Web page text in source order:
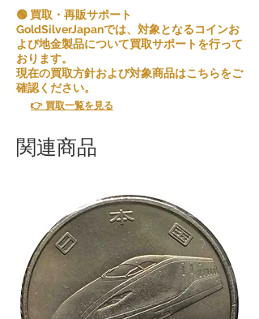
🟢 買取・再販サポート
GoldSilverJapanでは、対象となるコインお
よび地金製品について買取サポートを行って
おります。
現在の買取方針および対象商品はこちらをご
確認ください。
👉 買取一覧を見る
関連商品